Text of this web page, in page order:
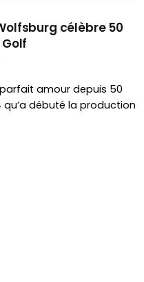
célèbre 50
amour depuis 50
qu’a débuté la production